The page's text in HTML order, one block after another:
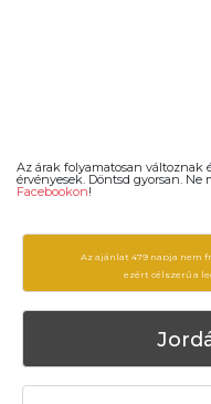
Az árak folyamatosan változnak
érvényesek. Döntsd gyorsan.
Facebookon!
Az ajánlat 479 napja nem
ezért célszerű a